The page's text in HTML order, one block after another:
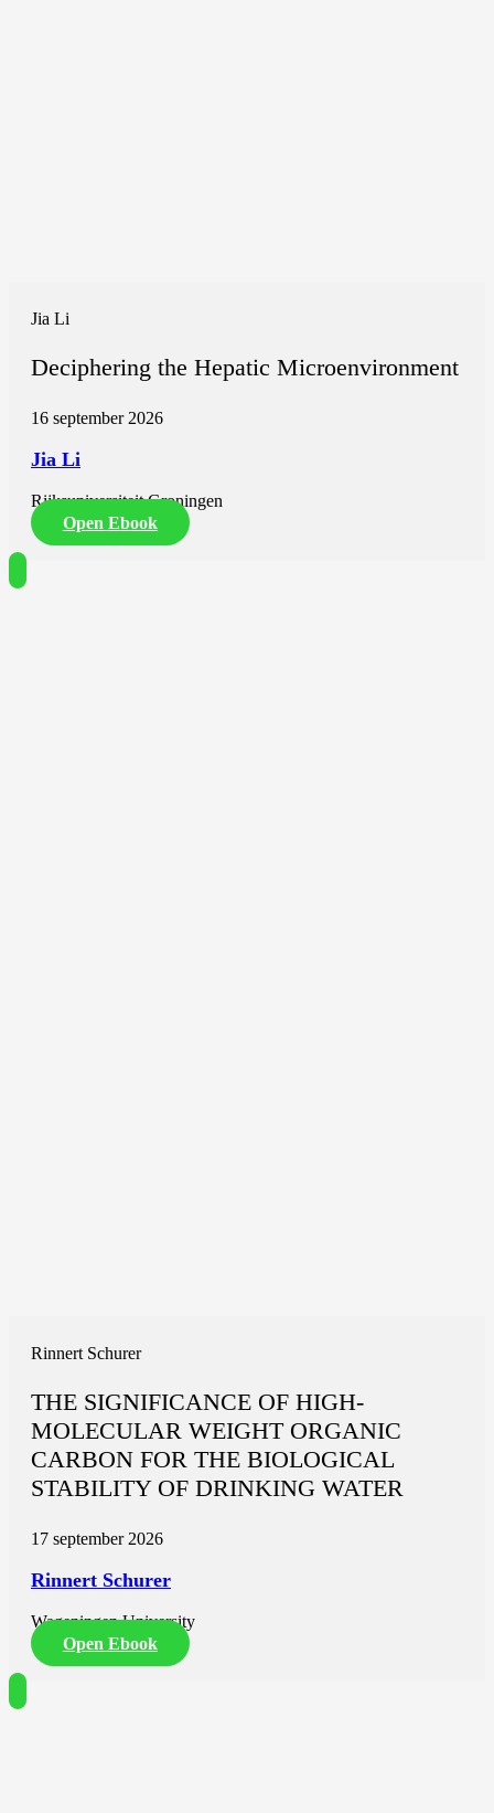
Jia Li
Deciphering the Hepatic Microenvironment
16 september 2026
Jia Li
Rijksuniversiteit Groningen
Open Ebook
Rinnert Schurer
THE SIGNIFICANCE OF HIGH-
MOLECULAR WEIGHT ORGANIC
CARBON FOR THE BIOLOGICAL
STABILITY OF DRINKING WATER
17 september 2026
Rinnert Schurer
Wageningen University
Open Ebook